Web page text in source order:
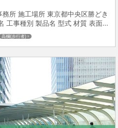
所 施工場所 東京都中央区勝どき
工事種別 製品名 型式 材質 表面...
高欄(歩行者)